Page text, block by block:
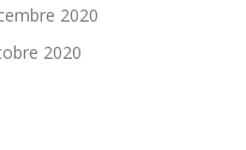
2020
2020